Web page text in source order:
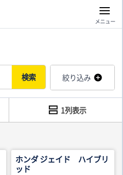
メニュー
検索 絞り込み
1列表示
ホンダ ジェイド ハイブリ
ッド